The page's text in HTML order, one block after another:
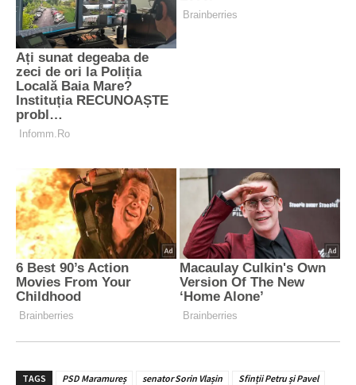
TAGS PSD Maramureș senator Sorin Vlașin Sfinții Petru și Pavel